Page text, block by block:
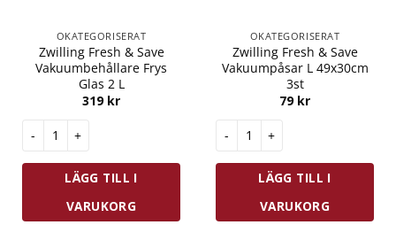
OKATEGORISERAT
Zwilling Fresh & Save
Vakuumbehållare Frys
Glas 2 L
319 kr
Zwilling Fresh & Save Vakuumbehållare Frys Glas 2 L mängd
LÄGG TILL I
VARUKORG
OKATEGORISERAT
Zwilling Fresh & Save
Vakuumpåsar L 49x30cm
3st
79 kr
Zwilling Fresh & Save
LÄGG TILL I
VARUKORG